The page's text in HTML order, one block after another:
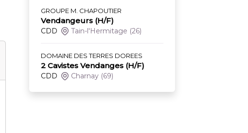
GROUPE M. CHAPOUTIER
Vendangeurs (H/F)
CDD Tain-l'Hermitage (26)
DOMAINE DES TERRES DOREES
2 Cavistes Vendanges (H/F)
CDD Charnay (69)